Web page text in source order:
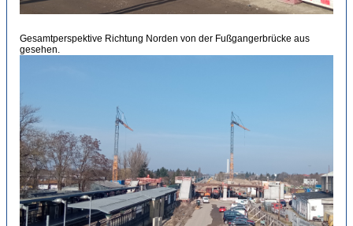
Gesamtperspektive Richtung Norden von der Fußgangerbrücke aus
gesehen.